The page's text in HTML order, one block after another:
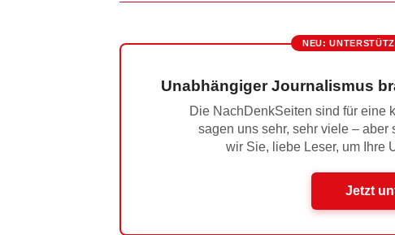
NEU:
Unabhängiger Journalismus
Die NachDenkSeiten sind für eine
sagen uns sehr, sehr viele –
wir Sie, liebe Leser, um Ihre
Jetzt